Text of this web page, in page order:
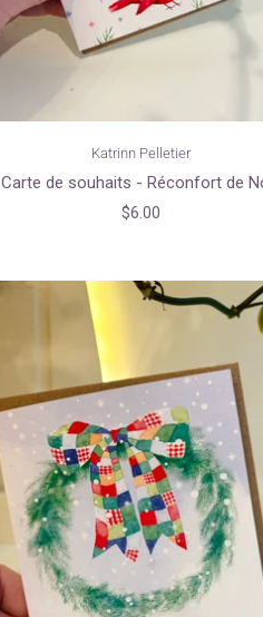
Katrinn Pelletier
Carte de souhaits - Réconfort de
$6.00